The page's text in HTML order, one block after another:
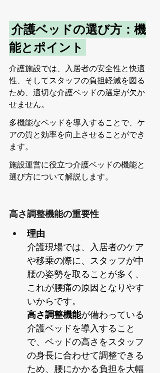
能とポイント
介護施設では、入居者の安全性と快適
性、そしてスタッフの負担軽減を図る
ため、適切な介護ベッドの選定が欠か
せません。
多機能なベッドを導入することで、ケ
アの質と効率を向上させることができ
ます。
施設運営に役立つ介護ベッドの機能と
選び方について解説します。
高さ調整機能の重要性
理由
介護現場では、入居者のケア
や移乗の際に、スタッフが中
腰の姿勢を取ることが多く、
これが腰痛の原因となりやす
いからです。
高さ調整機能が備わっている
介護ベッドを導入すること
で、ベッドの高さをスタッフ
の身長に合わせて調整できる
ため、腰にかかる負担を大幅